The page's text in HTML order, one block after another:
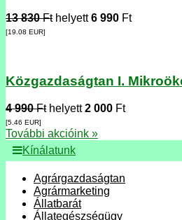
13 830 Fthelyett6 990 Ft
[19.08 EUR]
Közgazdaságtan I.
4 990 Fthelyett2 000 Ft
[5.46 EUR]
További akcióink »
Kínálatunk
Agrárgazdaságtan
Agrármarketing
Állatbarát
Állategészségügy